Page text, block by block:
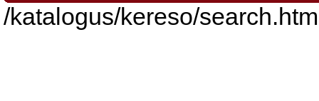
/katalogus/kereso/